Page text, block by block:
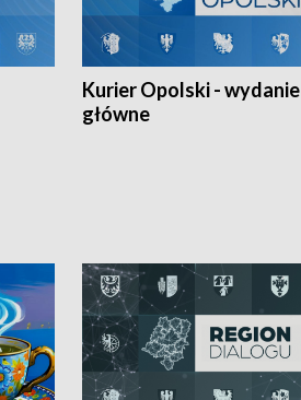
Kurier Opolski - wydanie
główne